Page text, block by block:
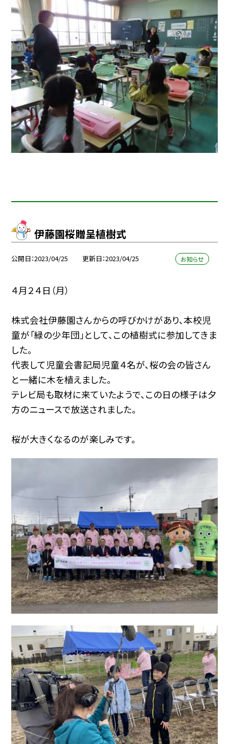
伊藤園桜贈呈植樹式
公開日 2023/04/25 更新日 2023/04/25 お知らせ
４月２４日（月）
株式会社伊藤園さんからの呼びかけがあり、本校児
童が「緑の少年団」として、この植樹式に参加してきま
した。
代表して児童会書記局児童４名が、桜の会の皆さん
と一緒に木を植えました。
テレビ局も取材に来ていたようで、この日の様子は夕
方のニュースで放送されました。
桜が大きくなるのが楽しみです。